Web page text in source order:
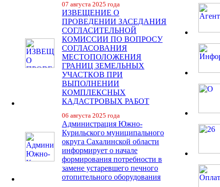
07 августа 2025 года
ИЗВЕЩЕНИЕ О
ПРОВЕДЕНИИ ЗАСЕДАНИЯ
СОГЛАСИТЕЛЬНОЙ
КОМИССИИ ПО ВОПРОСУ
СОГЛАСОВАНИЯ
МЕСТОПОЛОЖЕНИЯ
ГРАНИЦ ЗЕМЕЛЬНЫХ
УЧАСТКОВ ПРИ
ВЫПОЛНЕНИИ
КОМПЛЕКСНЫХ
КАДАСТРОВЫХ РАБОТ
06 августа 2025 года
Администрация Южно-
Курильского муниципального
округа Сахалинской области
информирует о начале
формирования потребности в
замене устаревшего печного
отопительного оборудования